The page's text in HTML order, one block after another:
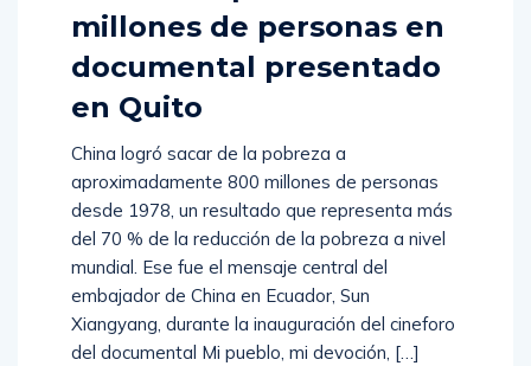
millones de personas en
documental presentado
en Quito
China logró sacar de la pobreza a
aproximadamente 800 millones de personas
desde 1978, un resultado que representa más
del 70 % de la reducción de la pobreza a nivel
mundial. Ese fue el mensaje central del
embajador de China en Ecuador, Sun
Xiangyang, durante la inauguración del cineforo
del documental Mi pueblo, mi devoción, […]